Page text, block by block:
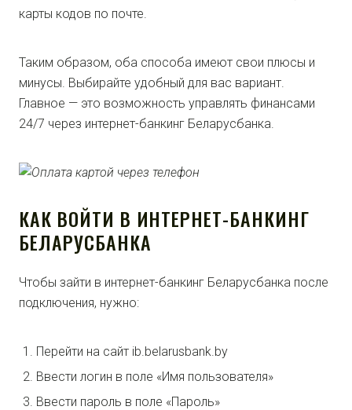
карты кодов по почте.
Таким образом, оба способа имеют свои плюсы и
минусы. Выбирайте удобный для вас вариант.
Главное — это возможность управлять финансами
24/7 через интернет-банкинг Беларусбанка.
КАК ВОЙТИ В ИНТЕРНЕТ-БАНКИНГ
БЕЛАРУСБАНКА
Чтобы зайти в интернет-банкинг Беларусбанка после
подключения, нужно:
Перейти на сайт ib.belarusbank.by
Ввести логин в поле «Имя пользователя»
Ввести пароль в поле «Пароль»